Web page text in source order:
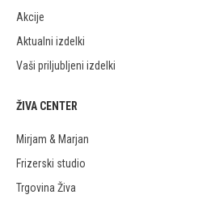
Akcije
Aktualni izdelki
Vaši priljubljeni izdelki
ŽIVA CENTER
Mirjam & Marjan
Frizerski studio
Trgovina Živa